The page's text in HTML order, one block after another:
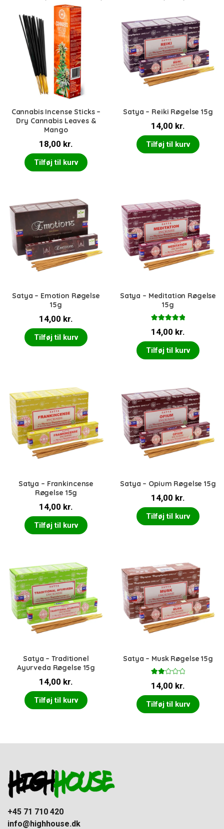
Cannabis Incense Sticks –
Dry Cannabis Leaves &
Mango
18,00 kr.
Tilføj til kurv
Satya – Reiki Røgelse 15g
14,00 kr.
Tilføj til kurv
Satya – Emotion Røgelse
15g
14,00 kr.
Tilføj til kurv
Satya – Meditation Røgelse
15g
5.00ud af 5
14,00 kr.
Tilføj til kurv
Satya – Frankincense
Røgelse 15g
14,00 kr.
Tilføj til kurv
Satya – Opium Røgelse 15g
14,00 kr.
Tilføj til kurv
Satya – Traditionel
Ayurveda Røgelse 15g
14,00 kr.
Tilføj til kurv
Satya – Musk Røgelse 15g
eret
2.00
af 5
14,00 kr.
Tilføj til kurv
+45 71 710 420
info@highhouse.dk